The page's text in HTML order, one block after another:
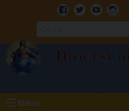
Facebook
TwitterYoutube
Diocesi
Menu